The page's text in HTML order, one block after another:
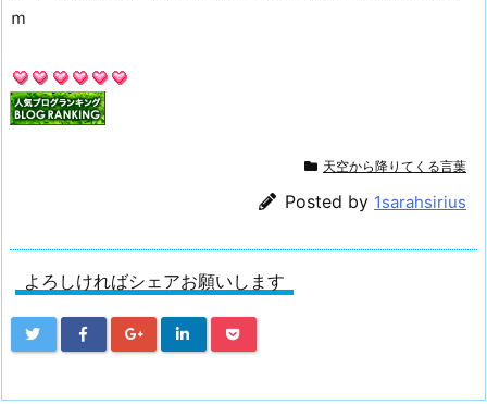
ｍ
天空から降りてくる言葉
Posted by 1sarahsirius
よろしければシェアお願いします